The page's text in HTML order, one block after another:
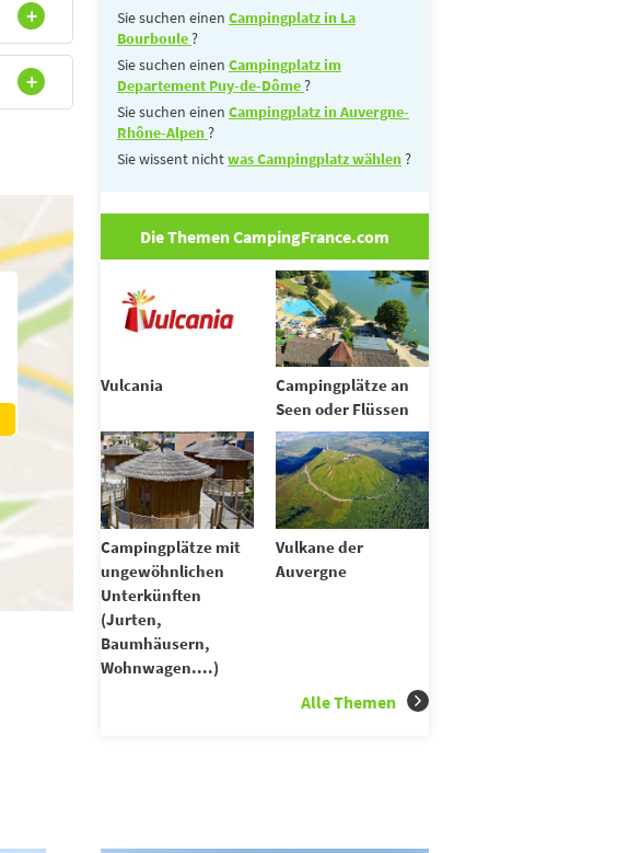
Sie suchen einen Campingplatz in La
Bourboule?
Sie suchen einen Campingplatz im
Departement Puy-de-Dôme?
Sie suchen einen Campingplatz in Auvergne-
Rhône-Alpen?
Sie wissent nichtwas Campingplatz wählen?
Die Themen CampingFrance.com
Vulcania
Campingplätze an
Seen oder Flüssen
Campingplätze mit
ungewöhnlichen
Unterkünften
(Jurten,
Baumhäusern,
Wohnwagen....)
Vulkane der
Auvergne
Alle Themen